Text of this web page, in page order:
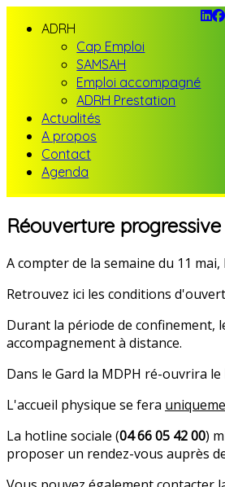
ADRH
Cap Emploi
SAMSAH
Emploi accompagné
ADRH Prestation
Actualités
A propos
Contact
Agenda
Réouverture
A compter de la semaine du 11
Retrouvez ici les conditions
Durant la période de confinement,
accompagnement à distance.
Dans le Gard la MDPH ré-ouvrira le
L'accueil physique se fera
La hotline sociale (04 66 05 42 00)
proposer un rendez-vous auprès